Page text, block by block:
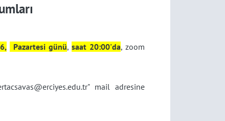
Pazartesi günü, saat 20:00'da, zoom
mail adresine